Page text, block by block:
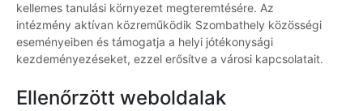
kellemes tanulási környezet megteremtésére. Az
intézmény aktívan közreműködik Szombathely közösségi
eseményeiben és támogatja a helyi jótékonysági
kezdeményezéseket, ezzel erősítve a városi kapcsolatait.
Ellenőrzött weboldalak